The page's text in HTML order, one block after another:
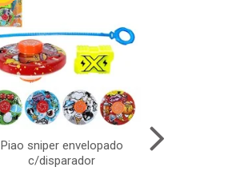
Piao sniper envelopado
c/disparador